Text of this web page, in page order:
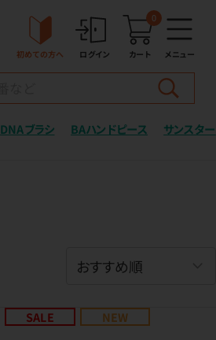
初めての方へ ログイン カート
0
メニュー
DNAブラシ BAハンドピース サンスター
SALE NEW